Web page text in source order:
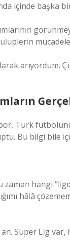
içinde başka
arıyordum.
Türk
Bu bilgi bile
zaman hangi
hâlâ
Süper Lig var,